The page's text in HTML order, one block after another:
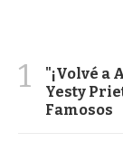
1
"¡Volvé a
Yesty
Famosos